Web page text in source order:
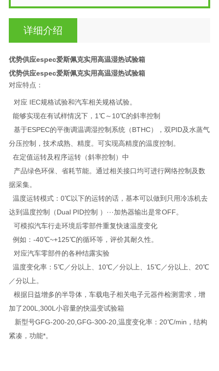
详细介绍
优势供应espec爱斯佩克实用高温湿热试验箱
优势供应espec爱斯佩克实用高温湿热试验箱
对应特点：
对应 IEC规格试验和汽车相关规格试验。
能够实现在有试样情况下，1℃～10℃的斜率控制
基于ESPEC的平衡调温调湿控制系统（BTHC），双PID及水蒸气
分压控制，技术成熟、精度。可实现高精度的温度控制。
在定值运转及程序运转（斜率控制）中
产品绿色环保、省耗节能。通过相关接口均可进行网络控制及数
据采集。
温度运转模式：0℃以下的运转的话，基本可以做到只用冷冻机去
达到温度控制（Dual PID控制 ）···加热器输出是常OFF。
可模拟汽车行走环境后零部件重复快速温度变化
例如：-40℃~+125℃的循环等，评价其耐久性。
对应汽车零部件的各种结露实验
温度变化率：5℃／分以上、10℃／分以上、15℃／分以上、20℃
／分以上。
根据日益增多的半导体，车载电子相关电子元器件检测需求，增
加了200L,300L小容量的快温变试验箱
新型号GFG-200-20,GFG-300-20,温度变化率：20℃/min，结构
紧凑，功能*。